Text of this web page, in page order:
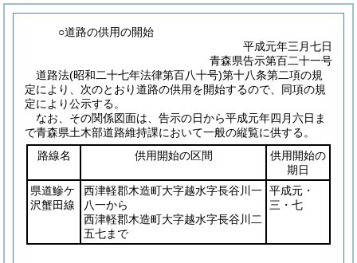
○道路の供用の開始
平成元年三月七日
青森県告示第百二十一号
道路法(昭和二十七年法律第百八十号)第十八条第二項の規
定により、次のとおり道路の供用を開始するので、同項の規
定により公示する。
なお、その関係図面は、告示の日から平成元年四月六日ま
で青森県土木部道路維持課において一般の縦覧に供する。
路線名
供用開始の区間
供用開始の
期日
県道鰺ケ
沢蟹田線
西津軽郡木造町大字越水字長谷川一
八一から
西津軽郡木造町大字越水字長谷川二
五七まで
平成元・
三・七